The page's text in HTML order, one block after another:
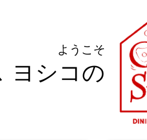
ようこそ
ヨシコの